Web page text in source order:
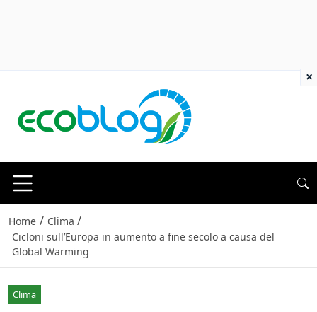
Home / Clima /
Cicloni sull’Europa in aumento a fine secolo a causa del
Global Warming
Clima
×